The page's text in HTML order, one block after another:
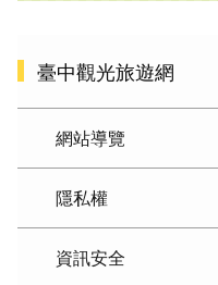
臺中觀光旅遊網
網站導覽
隱私權
資訊安全